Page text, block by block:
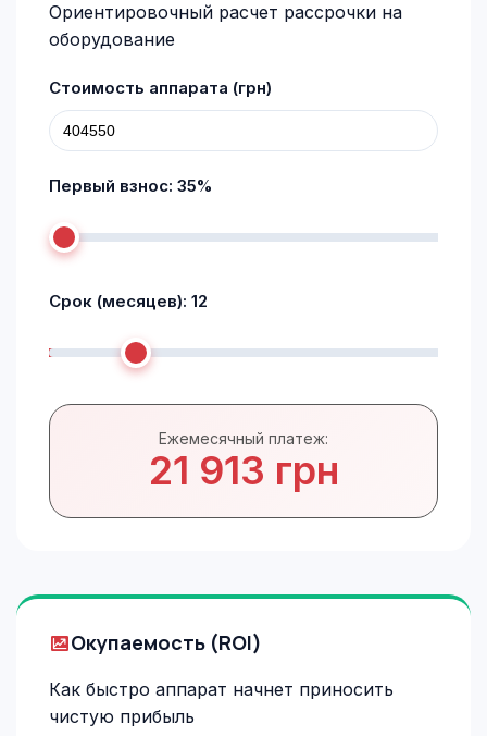
Ориентировочный расчет рассрочки на
оборудование
Стоимость аппарата (грн)
Первый взнос: 35%
Срок (месяцев): 12
Ежемесячный платеж:
21 913 грн
Окупаемость (ROI)
Как быстро аппарат начнет приносить
чистую прибыль